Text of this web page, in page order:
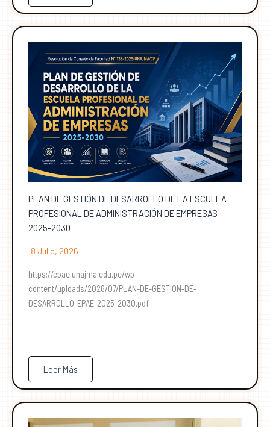
PLAN DE GESTIÓN DE DESARROLLO DE LA ESCUELA
PROFESIONAL DE ADMINISTRACIÓN DE EMPRESAS
2025-2030
8 Julio, 2026
https://epae.unajma.edu.pe/wp-
content/uploads/2026/07/PLAN-DE-GESTION-DE-
DESARROLLO-EPAE-2025-2030.pdf
Leer Más